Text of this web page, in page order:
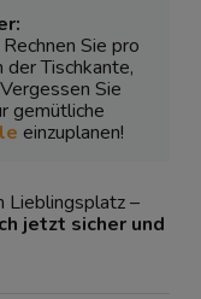
Sie pro
der Tischkante,
Sie
gemütliche
einzuplanen!
Lieblingsplatz –
jetzt sicher und